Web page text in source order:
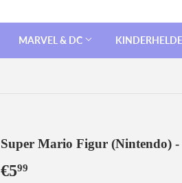
MARVEL & DC
Super Mario Figur (Nintendo)
€599